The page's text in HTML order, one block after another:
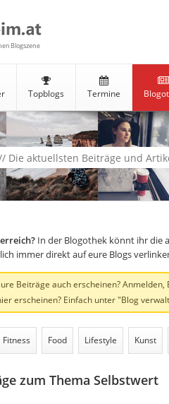
Blogszene
Topblogs Termine
Die aktuellsten Beiträge und
In der Blogothek könnt ihr die
immer direkt auf eure Blogs
Beiträge auch erscheinen?
erscheinen? Einfach unter "Blog
Fitness Food Lifestyle Kunst
zum Thema Selbstwert